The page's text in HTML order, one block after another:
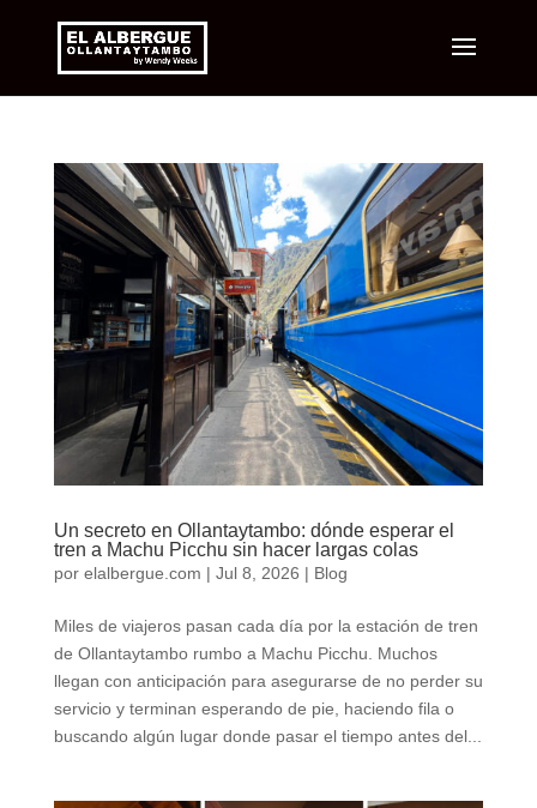
Un secreto en Ollantaytambo: dónde esperar el
tren a Machu Picchu sin hacer largas colas
por elalbergue.com | Jul 8, 2026 | Blog
Miles de viajeros pasan cada día por la estación de tren
de Ollantaytambo rumbo a Machu Picchu. Muchos
llegan con anticipación para asegurarse de no perder su
servicio y terminan esperando de pie, haciendo fila o
buscando algún lugar donde pasar el tiempo antes del...